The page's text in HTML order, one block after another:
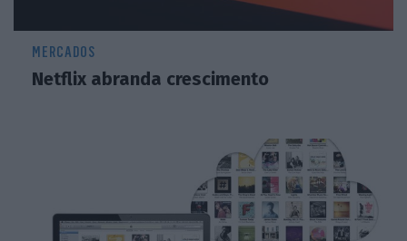
MERCADOS
Netflix abranda crescimento